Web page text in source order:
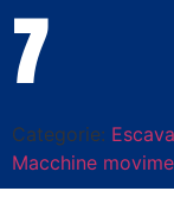
7
Categorie:
Macchine